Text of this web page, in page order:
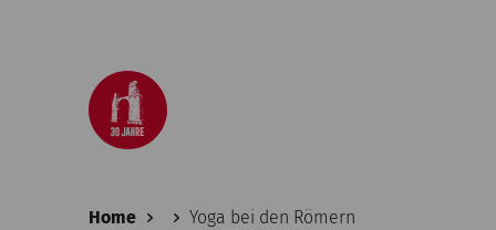
Home Yoga bei den Römern